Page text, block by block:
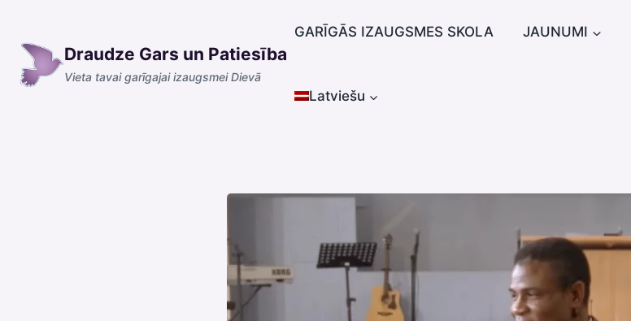
content
Draudze Gars un Patiesība
Vieta tavai garīgajai izaugsmei Dievā
GARĪGĀS IZAUGSMES SKOLA JAUNUMI
Latviešu